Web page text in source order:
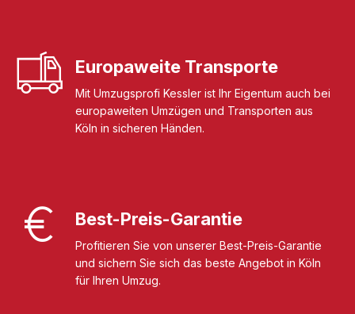
Europaweite Transporte
Mit Umzugsprofi Kessler ist Ihr Eigentum auch bei
europaweiten Umzügen und Transporten aus
Köln in sicheren Händen.
Best-Preis-Garantie
Profitieren Sie von unserer Best-Preis-Garantie
und sichern Sie sich das beste Angebot in Köln
für Ihren Umzug.